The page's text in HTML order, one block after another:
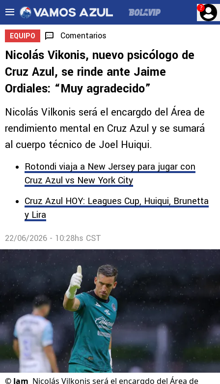
?
EQUIPO Comentarios
Nicolás Vikonis, nuevo psicólogo de
Cruz Azul, se rinde ante Jaime
Ordiales: “Muy agradecido”
Nicolás Vilkonis será el encargdo del Área de
rendimiento mental en Cruz Azul y se sumará
al cuerpo técnico de Joel Huiqui.
Rotondi viaja a New Jersey para jugar con
Cruz Azul vs New York City
Cruz Azul HOY: Leagues Cup, Huiqui, Brunetta
y Lira
22/06/2026 - 10:28hs CST
©Jam Nicolás Vilkonis será el encargdo del Área de